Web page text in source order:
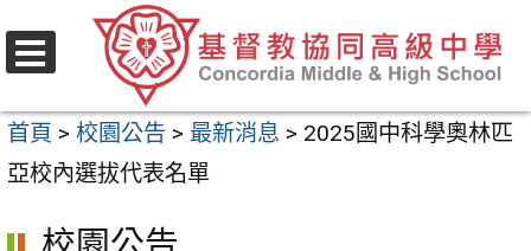
至
要
內
首頁 > 校園公告 > 最新消息 > 2025國中科學奧林匹
亞校內選拔代表名單
選
單